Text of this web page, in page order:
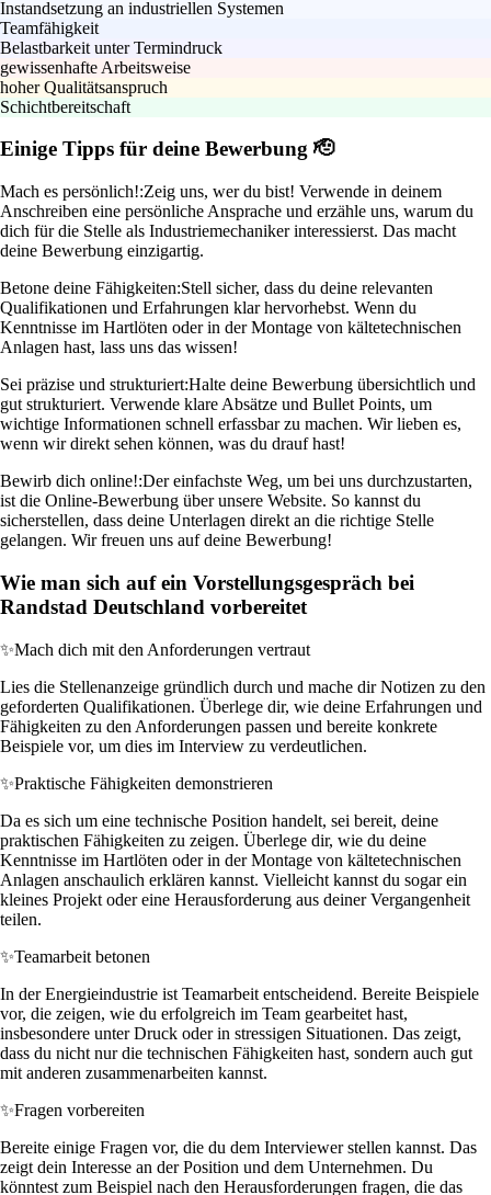
Instandsetzung an industriellen Systemen
Teamfähigkeit
Belastbarkeit unter Termindruck
gewissenhafte Arbeitsweise
hoher Qualitätsanspruch
Schichtbereitschaft
Einige Tipps für deine Bewerbung 🫡
Mach es persönlich!:Zeig uns, wer du bist! Verwende in deinem
Anschreiben eine persönliche Ansprache und erzähle uns, warum du
dich für die Stelle als Industriemechaniker interessierst. Das macht
deine Bewerbung einzigartig.
Betone deine Fähigkeiten:Stell sicher, dass du deine relevanten
Qualifikationen und Erfahrungen klar hervorhebst. Wenn du
Kenntnisse im Hartlöten oder in der Montage von kältetechnischen
Anlagen hast, lass uns das wissen!
Sei präzise und strukturiert:Halte deine Bewerbung übersichtlich und
gut strukturiert. Verwende klare Absätze und Bullet Points, um
wichtige Informationen schnell erfassbar zu machen. Wir lieben es,
wenn wir direkt sehen können, was du drauf hast!
Bewirb dich online!:Der einfachste Weg, um bei uns durchzustarten,
ist die Online-Bewerbung über unsere Website. So kannst du
sicherstellen, dass deine Unterlagen direkt an die richtige Stelle
gelangen. Wir freuen uns auf deine Bewerbung!
Wie man sich auf ein Vorstellungsgespräch bei
Randstad Deutschland vorbereitet
✨Mach dich mit den Anforderungen vertraut
Lies die Stellenanzeige gründlich durch und mache dir Notizen zu den
geforderten Qualifikationen. Überlege dir, wie deine Erfahrungen und
Fähigkeiten zu den Anforderungen passen und bereite konkrete
Beispiele vor, um dies im Interview zu verdeutlichen.
✨Praktische Fähigkeiten demonstrieren
Da es sich um eine technische Position handelt, sei bereit, deine
praktischen Fähigkeiten zu zeigen. Überlege dir, wie du deine
Kenntnisse im Hartlöten oder in der Montage von kältetechnischen
Anlagen anschaulich erklären kannst. Vielleicht kannst du sogar ein
kleines Projekt oder eine Herausforderung aus deiner Vergangenheit
teilen.
✨Teamarbeit betonen
In der Energieindustrie ist Teamarbeit entscheidend. Bereite Beispiele
vor, die zeigen, wie du erfolgreich im Team gearbeitet hast,
insbesondere unter Druck oder in stressigen Situationen. Das zeigt,
dass du nicht nur die technischen Fähigkeiten hast, sondern auch gut
mit anderen zusammenarbeiten kannst.
✨Fragen vorbereiten
Bereite einige Fragen vor, die du dem Interviewer stellen kannst. Das
zeigt dein Interesse an der Position und dem Unternehmen. Du
könntest zum Beispiel nach den Herausforderungen fragen, die das